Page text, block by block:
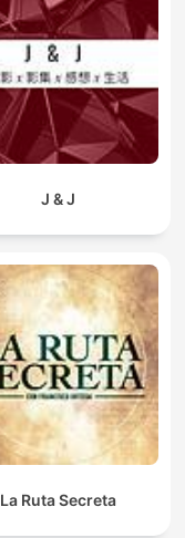
J & J
La Ruta Secreta